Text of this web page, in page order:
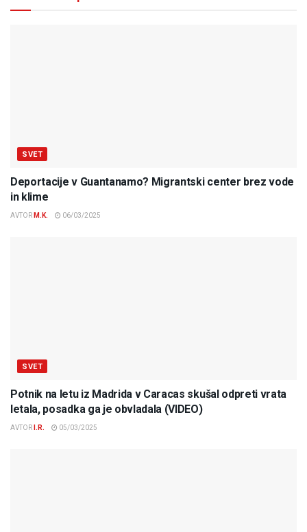
SVET
Deportacije v Guantanamo? Migrantski center brez vode
in klime
AVTOR M.K. 06/03/2025
SVET
Potnik na letu iz Madrida v Caracas skušal odpreti vrata
letala, posadka ga je obvladala (VIDEO)
AVTOR I.R. 05/03/2025